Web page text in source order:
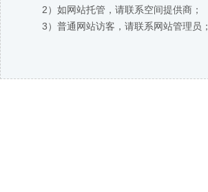
2）如网站托管，请联系空间提供商；
3）普通网站访客，请联系网站管理员；